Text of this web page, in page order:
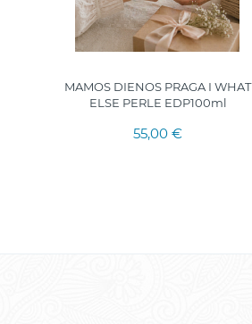
MAMOS DIENOS PRAGA I WHAT
ELSE PERLE EDP100ml
55,00 €